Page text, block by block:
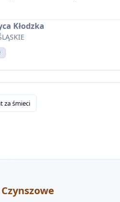
Kłodzka
za śmieci